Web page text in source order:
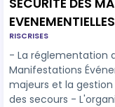
SECURITE DES
EVENEMENTIELLES
RISCRISES
- La réglementation
Manifestations
majeurs et la
des secours -